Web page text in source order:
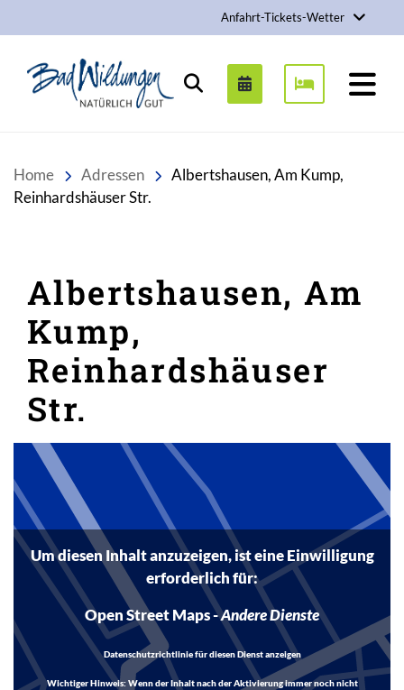
Anfahrt-Tickets-Wetter
Stadt Bad Wildungen
Suchen
Home Adressen
Albertshausen, Am Kump,
Reinhardshäuser Str.
Albertshausen, Am
Kump,
Reinhardshäuser
Str.
Inhalt
Um diesen Inhalt anzuzeigen, ist eine Einwilligung
erforderlich für:
Open Street Maps-Andere Dienste
Datenschutzrichtlinie für diesen Dienst anzeigen
Wichtiger Hinweis:Wenn der Inhalt nach der Aktivierung immer noch nicht